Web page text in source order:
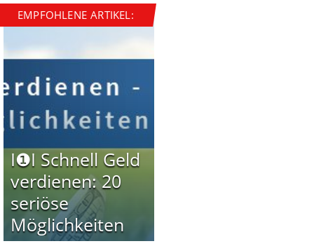
EMPFOHLENE ARTIKEL:
I❶I Schnell Geld
verdienen: 20
seriöse
Möglichkeiten